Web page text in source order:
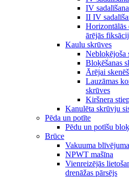
IV
II IV
Horizontālās
ārējās
Kaulu skrūves
Nebloķējoša
Bloķēšanas
Ārējai
Lauzāmas
skrūves
Kiršnera
Kanulēta skrūvju
Pēda un potīte
Pēdu un potīšu
Brūce
Vakuuma
NPWT mašīna
Vienreizējās
drenāžas pārsējs